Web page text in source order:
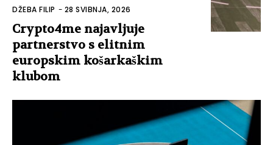
DŽEBA FILIP - 28 SVIBNJA, 2026
Crypto4me najavljuje
partnerstvo s elitnim
europskim košarkaškim
klubom